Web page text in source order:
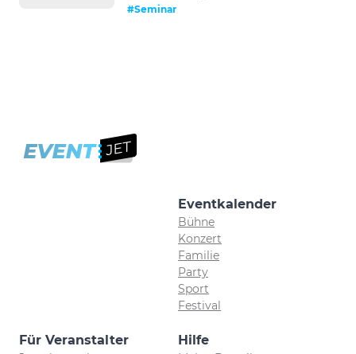
#Seminar
Eventkalender
Bühne
Konzert
Familie
Party
Sport
Festival
Für Veranstalter Hilfe